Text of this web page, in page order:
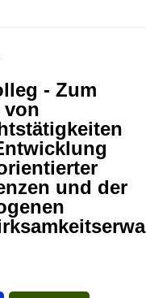
- Zum
von
und der